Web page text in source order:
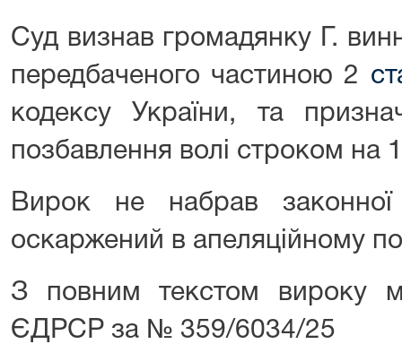
Суд визнав громадянку Г.
передбаченого частиною 2
кодексу України, та
позбавлення волі строком на
Вирок не набрав
оскаржений в апеляційному
З повним текстом вироку
ЄДРСР за № 359/6034/25